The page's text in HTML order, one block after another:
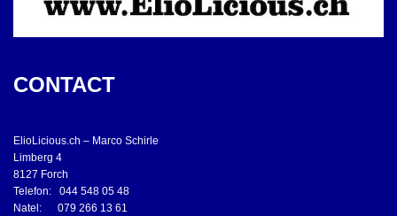
CONTACT
ElioLicious.ch – Marco Schirle
Limberg 4
8127 Forch
Telefon: 044 548 05 48
Natel: 079 266 13 61